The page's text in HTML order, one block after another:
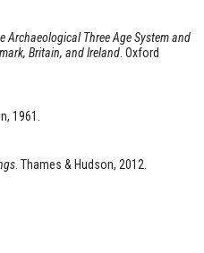
Archaeological Three Age System and
Britain, and Ireland . Oxford
1961.
. Thames & Hudson, 2012.